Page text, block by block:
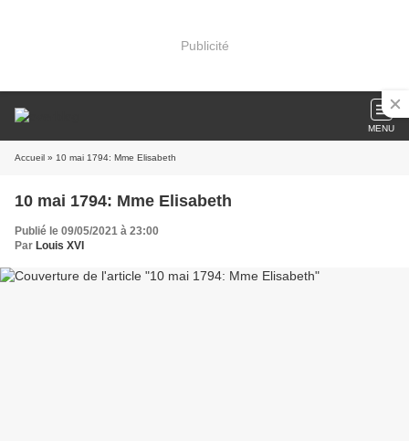
Publicité
MENU
Accueil » 10 mai 1794: Mme Elisabeth
10 mai 1794: Mme Elisabeth
Publié le 09/05/2021 à 23:00
Par Louis XVI